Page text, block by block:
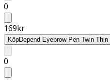
0
169kr
KöpDepend Eyebrow Pen Twin
0